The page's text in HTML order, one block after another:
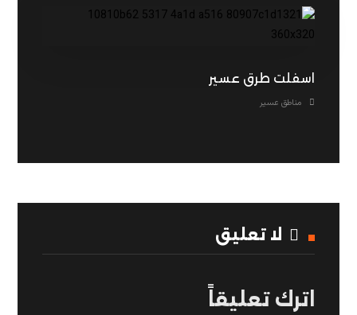
اسفلت طرق عسير
مناطق عسير
لا تعليق
اترك تعليقاً